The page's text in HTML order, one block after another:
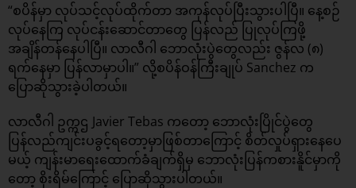
“စပိန်မှာ လုပ်သင့်လုပ်ထိုက်တာ အကုန်လုပ်ပြီးသွားပါပြီ။ နေ့စဉ်
လုပ်နေကြ လုပ်ငန်းဆောင်တာတွေ ပြန်လည် ပြုလုပ်ကြဖို့
အချိန်တန်နေပါပြီ။ လာလီဂါ ဘောလုံးပွဲတွေလည်း ဇွန်လ (၈)
ရက်နေမှာ ပြန်လာမှာပါ။” လို့စပိန်ဝန်ကြီးချုပ် Sanchez က
ပြောဆိုသွားခဲ့ပါတယ်။
လာလီဂါ ဥက္ကဌ Javier Tebas ကတော့ ဘောလုံးပြိုင်ပွဲတွေ
ပြန်လည်ကျင်းပခွင့်ရတော့မှာဖြစ်တာကြောင့် စိတ်လှုပ်ရှားနေပေ
မယ့် ကျန်းမာရေးထောက်ခံချက်ရှိမှ ဘောလုံးပြန်ကစားနိူင်မှာကို
တော့ စိုးရိမ်ကြောင့် ပြောဆိုသွားပါတယ်။